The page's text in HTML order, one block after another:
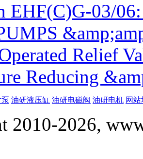
EHF(C)G-03/
Relief
Reducing
油研液压缸 油研电磁阀 油研电机 网
2010-2026,